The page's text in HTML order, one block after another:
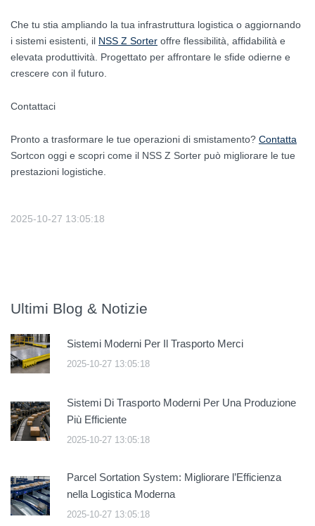
Che tu stia ampliando la tua infrastruttura logistica o aggiornando
i sistemi esistenti, il NSS Z Sorter offre flessibilità, affidabilità e
elevata produttività. Progettato per affrontare le sfide odierne e
crescere con il futuro.
Contattaci
Pronto a trasformare le tue operazioni di smistamento? Contatta
Sortcon oggi e scopri come il NSS Z Sorter può migliorare le tue
prestazioni logistiche.
2025-10-27 13:05:18
Ultimi Blog & Notizie
Sistemi Moderni Per Il Trasporto Merci
2025-10-27 13:05:18
Sistemi Di Trasporto Moderni Per Una Produzione
Più Efficiente
2025-10-27 13:05:18
Parcel Sortation System: Migliorare l’Efficienza
nella Logistica Moderna
2025-10-27 13:05:18